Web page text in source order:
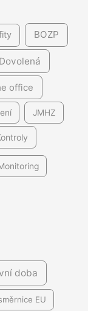
BOZP
Dovolená
office
JMHZ
doba
EU